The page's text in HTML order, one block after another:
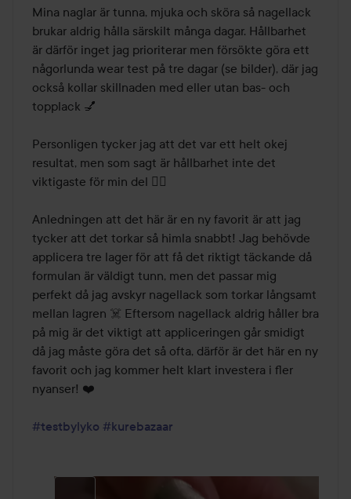
av
5
Mina naglar är tunna, mjuka och sköra så nagellack
brukar aldrig hålla särskilt många dagar. Hållbarhet
är därför inget jag prioriterar men försökte göra ett
någorlunda wear test på tre dagar (se bilder), där jag
också kollar skillnaden med eller utan bas- och
topplack 💅
Personligen tycker jag att det var ett helt okej
resultat, men som sagt är hållbarhet inte det
viktigaste för min del 🤷‍♀️
Anledningen att det här är en ny favorit är att jag
tycker att det torkar så himla snabbt! Jag behövde
applicera tre lager för att få det riktigt täckande då
formulan är väldigt tunn, men det passar mig
perfekt då jag avskyr nagellack som torkar långsamt
mellan lagren ☠️ Eftersom nagellack aldrig håller bra
på mig är det viktigt att appliceringen går smidigt
då jag måste göra det så ofta, därför är det här en ny
favorit och jag kommer helt klart investera i fler
nyanser! ❤️
#testbylyko #kurebazaar